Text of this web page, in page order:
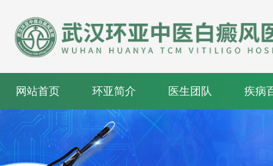
网站首页 环亚简介 医生团队 疾病